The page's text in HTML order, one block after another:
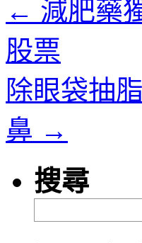
← 減肥藥
股票
除眼袋抽
鼻 →
搜尋